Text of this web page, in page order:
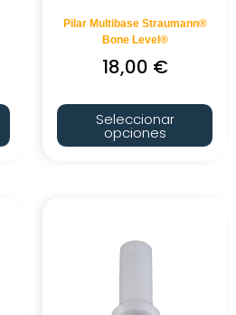
Pilar Multibase Straumann®
Bone Level®
18,00 €
Seleccionar
opciones